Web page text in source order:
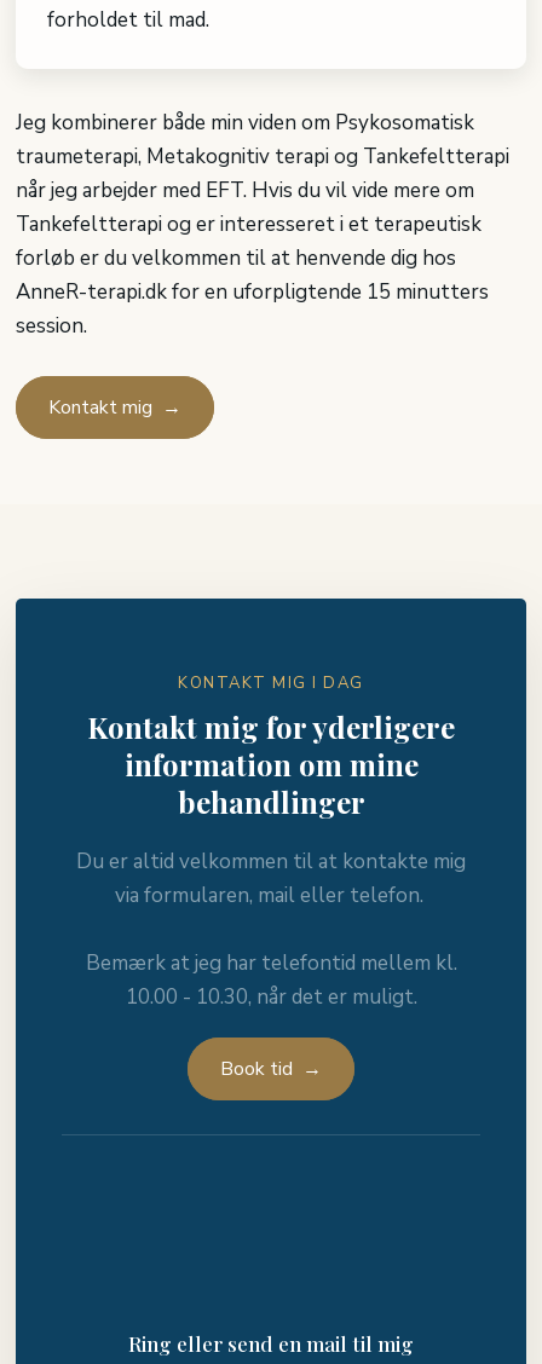
forholdet til mad.​
Jeg kombinerer både min viden om Psykosomatisk
traumeterapi, Metakognitiv terapi og Tankefeltterapi
når jeg arbejder med EFT. Hvis du vil vide mere om
Tankefeltterapi og er interesseret i et terapeutisk
forløb er du velkommen til at henvende dig hos
AnneR-terapi.dk for en uforpligtende 15 minutters
session.
Kontakt mig →
KONTAKT MIG I DAG
Kontakt mig for yderligere
information om mine
behandlinger
Du er altid velkommen til at kontakte mig
via formularen, mail eller telefon. ​
Bemærk at jeg har telefontid mellem kl.
10.00 - 10.30, når det er muligt.
Book tid →
Ring eller send en mail til mig